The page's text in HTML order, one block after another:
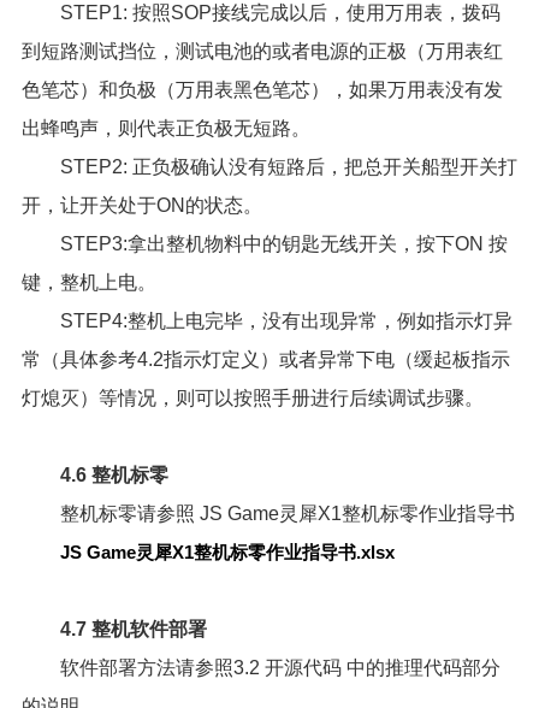
STEP1: 按照SOP接线完成以后，使用万用表，拨码
到短路测试挡位，测试电池的或者电源的正极（万用表红
色笔芯）和负极（万用表黑色笔芯），如果万用表没有发
出蜂鸣声，则代表正负极无短路。
STEP2: 正负极确认没有短路后，把总开关船型开关打
开，让开关处于ON的状态。
STEP3:拿出整机物料中的钥匙无线开关，按下ON 按
键，整机上电。
STEP4:整机上电完毕，没有出现异常，例如指示灯异
常（具体参考4.2指示灯定义）或者异常下电（缓起板指示
灯熄灭）等情况，则可以按照手册进行后续调试步骤。
4.6 整机标零
整机标零请参照 JS Game灵犀X1整机标零作业指导书
JS Game灵犀X1整机标零作业指导书.xlsx
4.7 整机软件部署
软件部署方法请参照3.2 开源代码中的推理代码部分